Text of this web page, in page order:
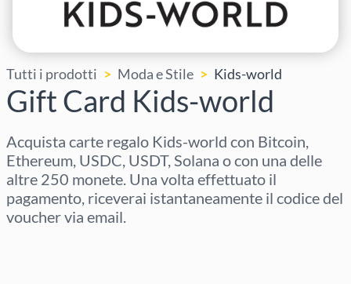
Tutti i prodotti Moda e Stile Kids-world
Gift Card Kids-world
Acquista carte regalo Kids-world con Bitcoin,
Ethereum, USDC, USDT, Solana o con una delle
altre 250 monete. Una volta effettuato il
pagamento, riceverai istantaneamente il codice del
voucher via email.